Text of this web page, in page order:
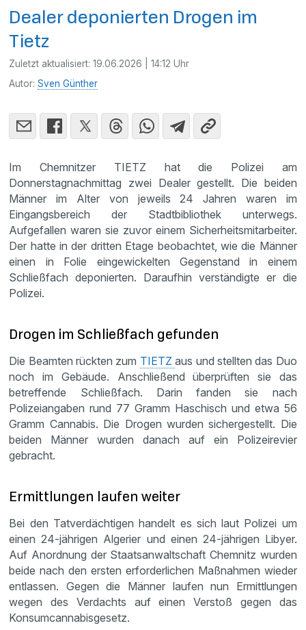
Dealer deponierten Drogen im
Tietz
Zuletzt aktualisiert:19.06.2026 | 14:12 Uhr
Autor:Sven Günther
Im Chemnitzer TIETZ hat die Polizei am
Donnerstagnachmittag zwei Dealer gestellt. Die beiden
Männer im Alter von jeweils 24 Jahren waren im
Eingangsbereich der Stadtbibliothek unterwegs.
Aufgefallen waren sie zuvor einem Sicherheitsmitarbeiter.
Der hatte in der dritten Etage beobachtet, wie die Männer
einen in Folie eingewickelten Gegenstand in einem
Schließfach deponierten. Daraufhin verständigte er die
Polizei.
Drogen im Schließfach gefunden
Die Beamten rückten zum TIETZaus und stellten das Duo
noch im Gebäude. Anschließend überprüften sie das
betreffende Schließfach. Darin fanden sie nach
Polizeiangaben rund 77 Gramm Haschisch und etwa 56
Gramm Cannabis. Die Drogen wurden sichergestellt. Die
beiden Männer wurden danach auf ein Polizeirevier
gebracht.
Ermittlungen laufen weiter
Bei den Tatverdächtigen handelt es sich laut Polizei um
einen 24-jährigen Algerier und einen 24-jährigen Libyer.
Auf Anordnung der Staatsanwaltschaft Chemnitz wurden
beide nach den ersten erforderlichen Maßnahmen wieder
entlassen. Gegen die Männer laufen nun Ermittlungen
wegen des Verdachts auf einen Verstoß gegen das
Konsumcannabisgesetz.